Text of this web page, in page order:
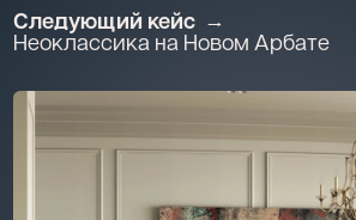
Следующий кейс
Неоклассика на Новом Арбате